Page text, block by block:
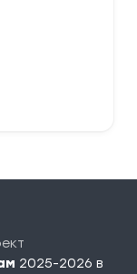
2025-2026 в